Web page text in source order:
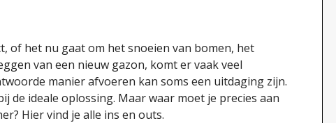
of het nu gaat om het snoeien van bomen, het
van een nieuw gazon, komt er vaak veel
manier afvoeren kan soms een uitdaging zijn.
de ideale oplossing. Maar waar moet je precies aan
Hier vind je alle ins en outs.